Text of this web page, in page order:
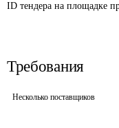
ID тендера на площадке
Требования
Несколько поставщиков